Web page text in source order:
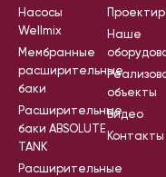
Насосы
Wellmix
Мембранные
расширительные
баки
Расширительные
баки ABSOLUTE
TANK
Расширительные
Наше
объекты
Видео
Контакты